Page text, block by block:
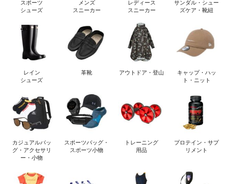
スポーツ
シューズ
メンズ
スニーカー
レディース
スニーカー
サンダル・シュー
ズケア・靴紐
レイン
シューズ
革靴 アウトドア・登山
キャップ・ハッ
ト・ニット
カジュアルバッ
グ・アクセサリ
ー・小物
スポーツバッグ・
スポーツ小物
トレーニング
用品
プロテイン・サプ
リメント